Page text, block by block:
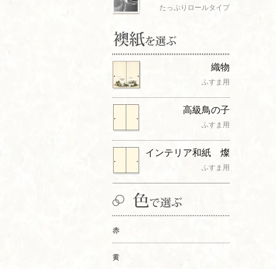
たっぷりロールタイプ
織物
ふすま用
高級鳥の子
ふすま用
インテリア和紙 燦
ふすま用
赤
黄